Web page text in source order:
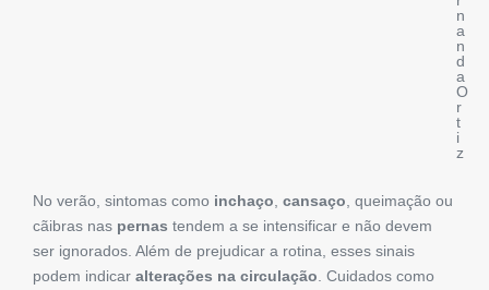
n
a
n
d
a
O
r
t
i
z
No verão, sintomas como inchaço, cansaço, queimação ou
cãibras nas pernas tendem a se intensificar e não devem
ser ignorados. Além de prejudicar a rotina, esses sinais
podem indicar alterações na circulação. Cuidados como